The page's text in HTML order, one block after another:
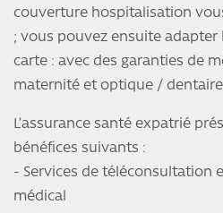
couverture hospitalisation
; vous pouvez ensuite adapter
carte : avec des garanties de
maternité et optique /
L’assurance santé expatrié
bénéfices suivants :
- Services de téléconsultation
médical